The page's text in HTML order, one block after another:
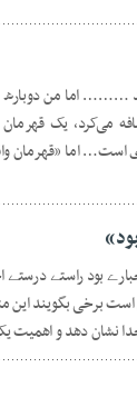
ﻣﯽ‌ﮐﺮﺩ، ﯾﮏ
ﺍﺳﺖ… ﺍﻣﺎ «ﻗﻬﺮﻣﺎﻥ
بود راستے درستے
برخی بگویند
نشان دهد و